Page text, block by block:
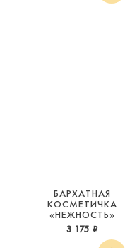
БАРХАТНАЯ
КОСМЕТИЧКА
«НЕЖНОСТЬ»
3 175 ₽